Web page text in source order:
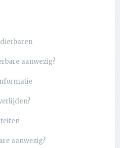
aanwezig?
aanwezig?